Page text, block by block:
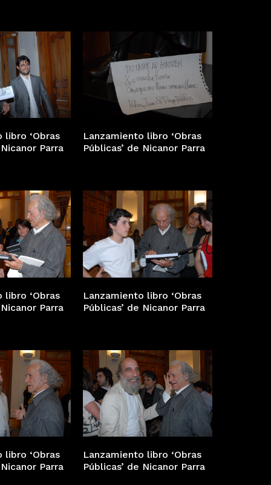
libro ‘Obras
Parra
Lanzamiento libro ‘Obras
Públicas’ de Nicanor Parra
libro ‘Obras
Parra
Lanzamiento libro ‘Obras
Públicas’ de Nicanor Parra
libro ‘Obras
Parra
Lanzamiento libro ‘Obras
Públicas’ de Nicanor Parra